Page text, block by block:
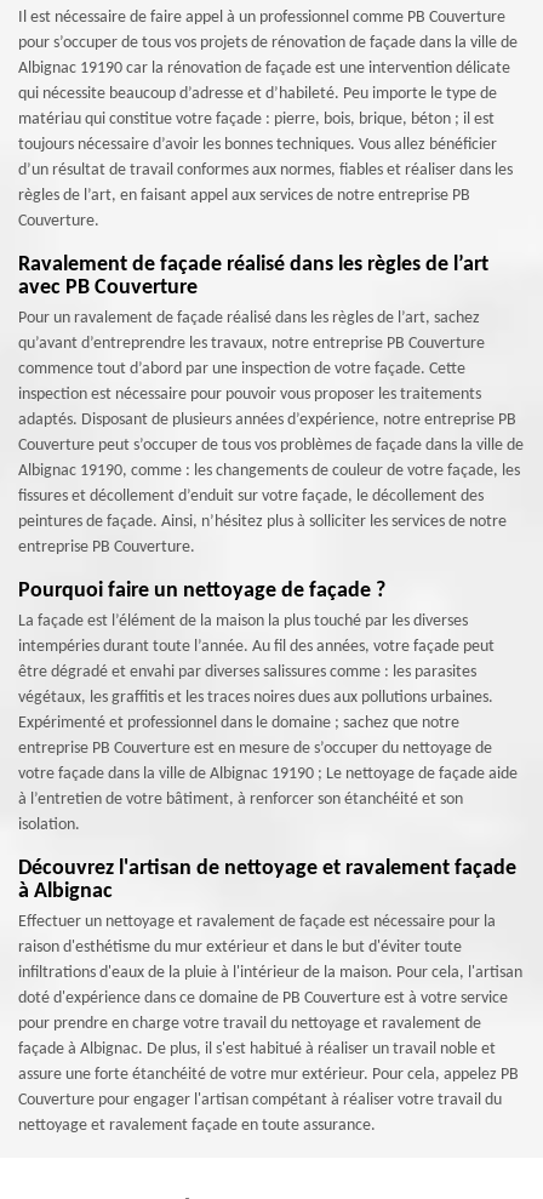
Il est nécessaire de faire appel à un professionnel comme PB Couverture
pour s’occuper de tous vos projets de rénovation de façade dans la ville de
Albignac 19190 car la rénovation de façade est une intervention délicate
qui nécessite beaucoup d’adresse et d’habileté. Peu importe le type de
matériau qui constitue votre façade : pierre, bois, brique, béton ; il est
toujours nécessaire d’avoir les bonnes techniques. Vous allez bénéficier
d’un résultat de travail conformes aux normes, fiables et réaliser dans les
règles de l’art, en faisant appel aux services de notre entreprise PB
Couverture.
Ravalement de façade réalisé dans les règles de l’art
avec PB Couverture
Pour un ravalement de façade réalisé dans les règles de l’art, sachez
qu’avant d’entreprendre les travaux, notre entreprise PB Couverture
commence tout d’abord par une inspection de votre façade. Cette
inspection est nécessaire pour pouvoir vous proposer les traitements
adaptés. Disposant de plusieurs années d’expérience, notre entreprise PB
Couverture peut s’occuper de tous vos problèmes de façade dans la ville de
Albignac 19190, comme : les changements de couleur de votre façade, les
fissures et décollement d’enduit sur votre façade, le décollement des
peintures de façade. Ainsi, n’hésitez plus à solliciter les services de notre
entreprise PB Couverture.
Pourquoi faire un nettoyage de façade ?
La façade est l’élément de la maison la plus touché par les diverses
intempéries durant toute l’année. Au fil des années, votre façade peut
être dégradé et envahi par diverses salissures comme : les parasites
végétaux, les graffitis et les traces noires dues aux pollutions urbaines.
Expérimenté et professionnel dans le domaine ; sachez que notre
entreprise PB Couverture est en mesure de s’occuper du nettoyage de
votre façade dans la ville de Albignac 19190 ; Le nettoyage de façade aide
à l’entretien de votre bâtiment, à renforcer son étanchéité et son
isolation.
Découvrez l'artisan de nettoyage et ravalement façade
à Albignac
Effectuer un nettoyage et ravalement de façade est nécessaire pour la
raison d'esthétisme du mur extérieur et dans le but d'éviter toute
infiltrations d'eaux de la pluie à l'intérieur de la maison. Pour cela, l'artisan
doté d'expérience dans ce domaine de PB Couverture est à votre service
pour prendre en charge votre travail du nettoyage et ravalement de
façade à Albignac. De plus, il s'est habitué à réaliser un travail noble et
assure une forte étanchéité de votre mur extérieur. Pour cela, appelez PB
Couverture pour engager l'artisan compétant à réaliser votre travail du
nettoyage et ravalement façade en toute assurance.